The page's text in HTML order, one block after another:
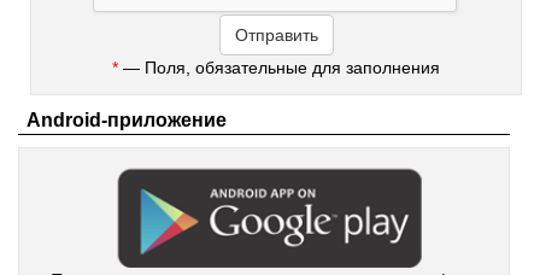
* — Поля, обязательные для заполнения
Android-приложение